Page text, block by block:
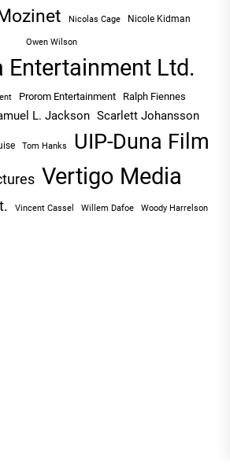
Nicolas Cage Nicole Kidman
Owen Wilson
Entertainment Ltd.
Prorom Entertainment Ralph Fiennes
L. Jackson Scarlett Johansson
Tom Hanks UIP-Duna Film
Vertigo Media
Vincent Cassel Willem Dafoe Woody Harrelson